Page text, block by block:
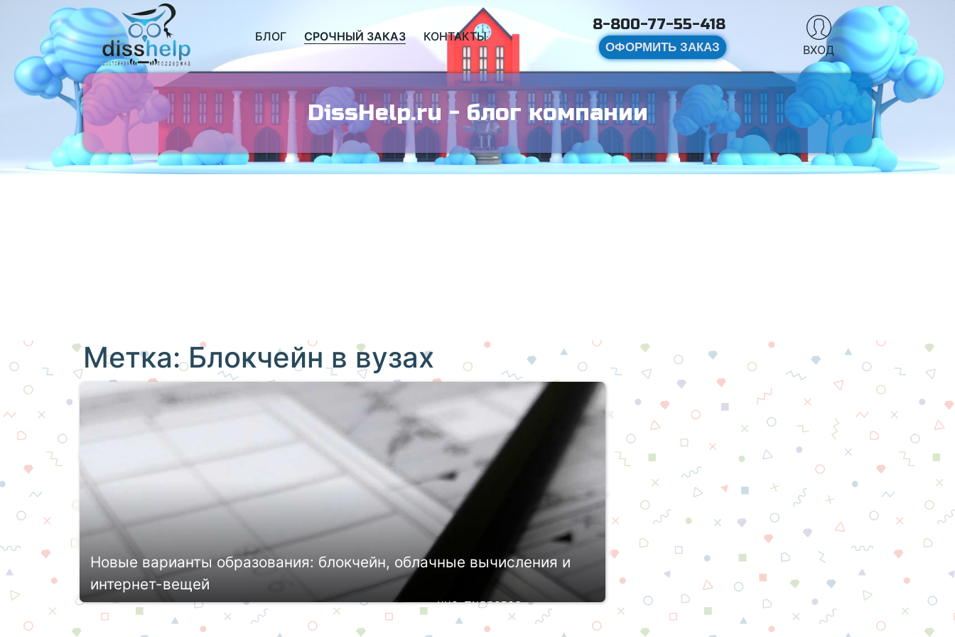
БЛОГ СРОЧНЫЙ ЗАКАЗ КОНТАКТЫ
8-800-77-55-418
ОФОРМИТЬ ЗАКАЗ ВХОД
DissHelp.ru - блог компании
Метка:Блокчейн в вузах
Новые варианты образования: блокчейн, облачные вычисления и
интернет-вещей
Наука и технический прогресс не стоят на месте. Электронно-цифровое